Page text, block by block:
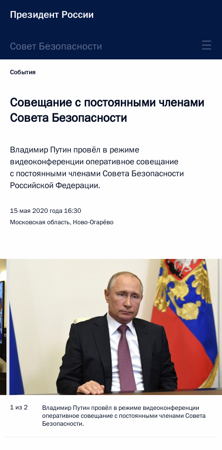
Президент России
Совет Безопасности
События
Совещание с постоянными членами
Совета Безопасности
Владимир Путин провёл в режиме
видеоконференции оперативное совещание
с постоянными членами Совета Безопасности
Российской Федерации.
15 мая 2020 года 16:30
Московская область, Ново-Огарёво
1 из 2
Владимир Путин провёл в режиме видеоконференции
оперативное совещание с постоянными членами Совета
Безопасности.